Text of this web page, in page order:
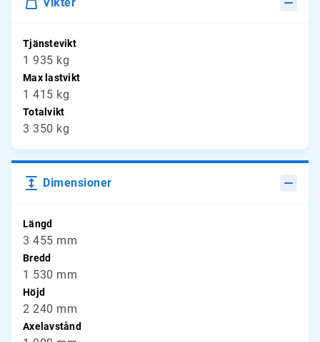
Tjänstevikt
1 935 kg
Max lastvikt
1 415 kg
Totalvikt
3 350 kg
Dimensioner
Längd
3 455 mm
Bredd
1 530 mm
Höjd
2 240 mm
Axelavstånd